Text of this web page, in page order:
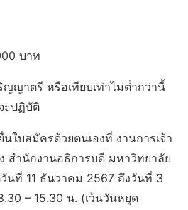
บาท
ญาตรี หรือเทียบเท่าไม่ต่ํากว่านี้
ะปฏิบัติ
ใบสมัครด้วยตนเองที่ งานการเจ้า
สํานักงานอธิการบดี มหาวิทยาลัย
นที่ 11 ธันวาคม 2567 ถึงวันที่ 3
– 15.30 น. (เว้นวันหยุด